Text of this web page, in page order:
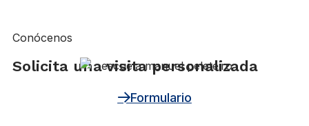
Conócenos
Solicita una visita personalizada
Formulario